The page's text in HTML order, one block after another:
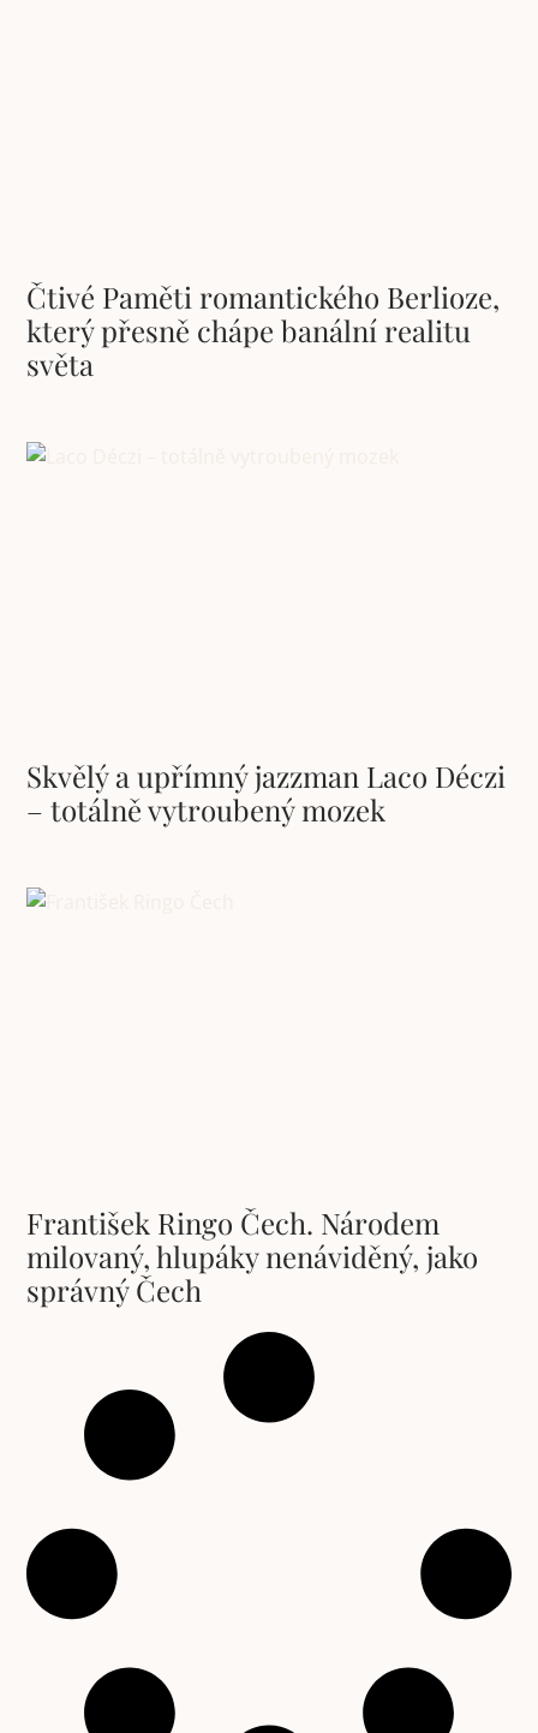
Čtivé Paměti romantického Berlioze,
který přesně chápe banální realitu
světa
Skvělý a upřímný jazzman Laco Déczi
– totálně vytroubený mozek
František Ringo Čech. Národem
milovaný, hlupáky nenáviděný, jako
správný Čech